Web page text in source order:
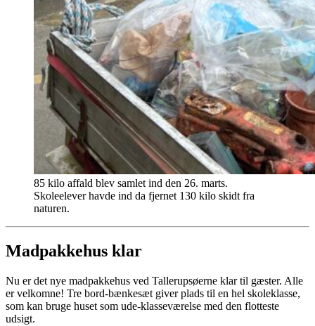
85 kilo affald blev samlet ind den 26. marts.
Skoleelever havde ind da fjernet 130 kilo skidt fra
naturen.
Madpakkehus klar
Nu er det nye madpakkehus ved Tallerupsøerne klar til gæster. Alle
er velkomne! Tre bord-bænkesæt giver plads til en hel skoleklasse,
som kan bruge huset som ude-klasseværelse med den flotteste
udsigt.